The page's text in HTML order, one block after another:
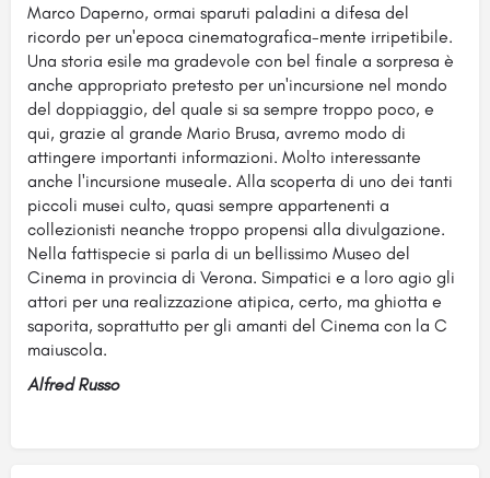
Marco Daperno, ormai sparuti paladini a difesa del
ricordo per un'epoca cinematografica-mente irripetibile.
Una storia esile ma gradevole con bel finale a sorpresa è
anche appropriato pretesto per un'incursione nel mondo
del doppiaggio, del quale si sa sempre troppo poco, e
qui, grazie al grande Mario Brusa, avremo modo di
attingere importanti informazioni. Molto interessante
anche l'incursione museale. Alla scoperta di uno dei tanti
piccoli musei culto, quasi sempre appartenenti a
collezionisti neanche troppo propensi alla divulgazione.
Nella fattispecie si parla di un bellissimo Museo del
Cinema in provincia di Verona. Simpatici e a loro agio gli
attori per una realizzazione atipica, certo, ma ghiotta e
saporita, soprattutto per gli amanti del Cinema con la C
maiuscola.
Alfred Russo